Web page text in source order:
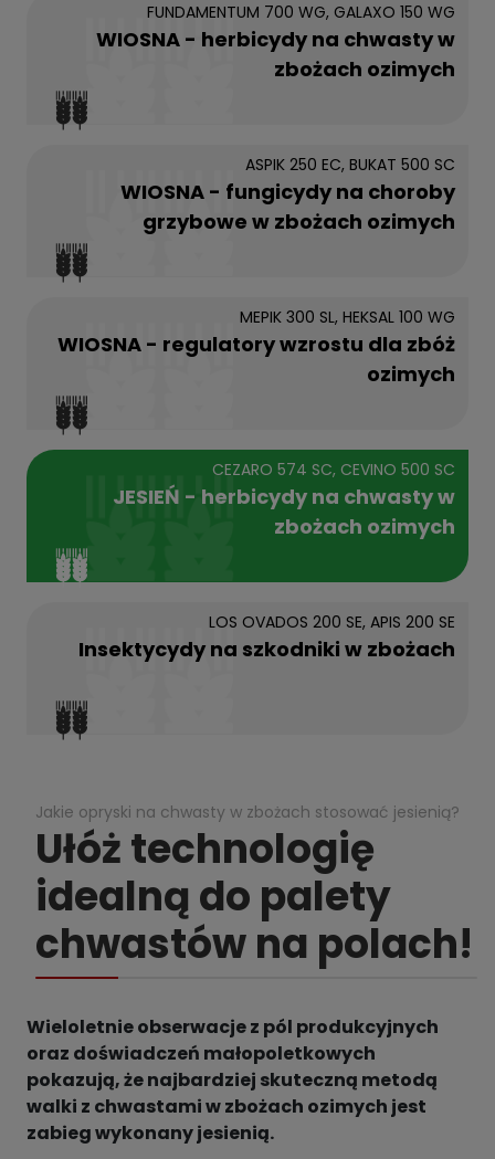
FUNDAMENTUM 700 WG, GALAXO 150 WG
WIOSNA - herbicydy na chwasty w
zbożach ozimych
ASPIK 250 EC, BUKAT 500 SC
WIOSNA - fungicydy na choroby
grzybowe w zbożach ozimych
MEPIK 300 SL, HEKSAL 100 WG
WIOSNA - regulatory wzrostu dla zbóż
ozimych
CEZARO 574 SC, CEVINO 500 SC
JESIEŃ - herbicydy na chwasty w
zbożach ozimych
LOS OVADOS 200 SE, APIS 200 SE
Insektycydy na szkodniki w zbożach
Jakie opryski na chwasty w zbożach stosować jesienią?
Ułóż technologię
idealną do palety
chwastów na polach!
Wieloletnie obserwacje z pól produkcyjnych
oraz doświadczeń małopoletkowych
pokazują, że najbardziej skuteczną metodą
walki z chwastami w zbożach ozimych jest
zabieg wykonany jesienią.